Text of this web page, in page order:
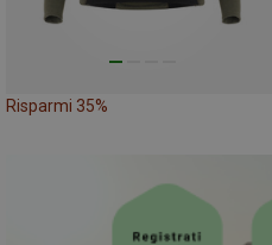
Risparmi 35%